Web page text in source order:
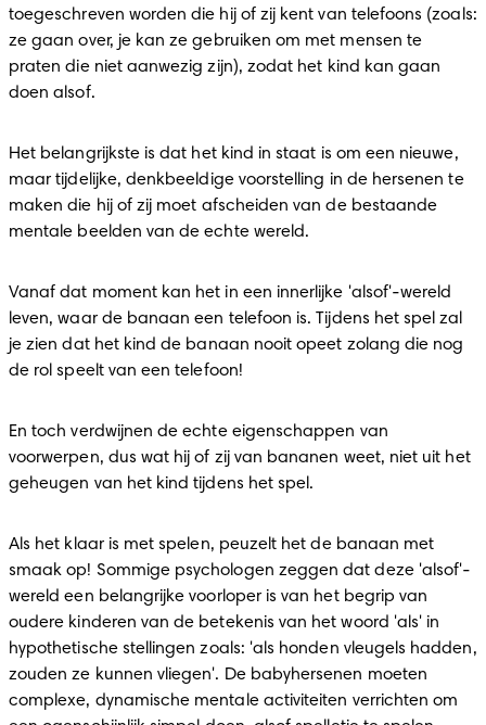
toegeschreven worden die hij of zij kent van telefoons (zoals:
ze gaan over, je kan ze gebruiken om met mensen te
praten die niet aanwezig zijn), zodat het kind kan gaan
doen alsof.
Het belangrijkste is dat het kind in staat is om een nieuwe,
maar tijdelijke, denkbeeldige voorstelling in de hersenen te
maken die hij of zij moet afscheiden van de bestaande
mentale beelden van de echte wereld.
Vanaf dat moment kan het in een innerlijke 'alsof'-wereld
leven, waar de banaan een telefoon is. Tijdens het spel zal
je zien dat het kind de banaan nooit opeet zolang die nog
de rol speelt van een telefoon!
En toch verdwijnen de echte eigenschappen van
voorwerpen, dus wat hij of zij van bananen weet, niet uit het
geheugen van het kind tijdens het spel.
Als het klaar is met spelen, peuzelt het de banaan met
smaak op! Sommige psychologen zeggen dat deze 'alsof'-
wereld een belangrijke voorloper is van het begrip van
oudere kinderen van de betekenis van het woord 'als' in
hypothetische stellingen zoals: 'als honden vleugels hadden,
zouden ze kunnen vliegen'. De babyhersenen moeten
complexe, dynamische mentale activiteiten verrichten om